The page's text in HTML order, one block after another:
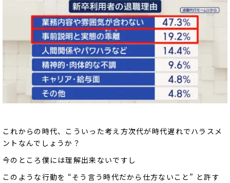
これからの時代、こういった考え方次代が時代遅れでハラスメ
ントなんでしょうか？
今のところ僕には理解出来ないですし
このような行動を “そう言う時代だから仕方ないこと” と許す